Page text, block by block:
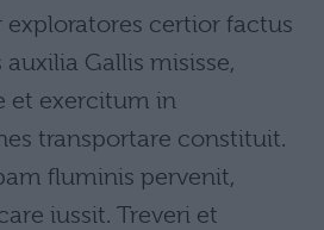
exploratores certior factus
Gallis misisse,
et exercitum in
transportare constituit.
fluminis pervenit,
iussit. Treveri et